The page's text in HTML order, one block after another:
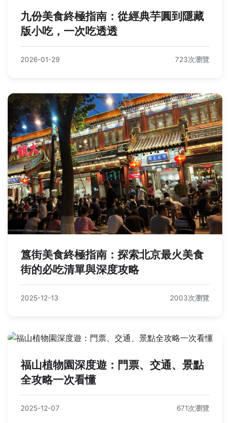
九份美食終極指南：從經典芋圓到隱藏
版小吃，一次吃透透
2026-01-29 723次瀏覽
簋街美食終極指南：探索北京最火美食
街的必吃清單與深度攻略
2025-12-13 2003次瀏覽
福山植物園深度遊：門票、交通、景點
全攻略一次看懂
2025-12-07 671次瀏覽